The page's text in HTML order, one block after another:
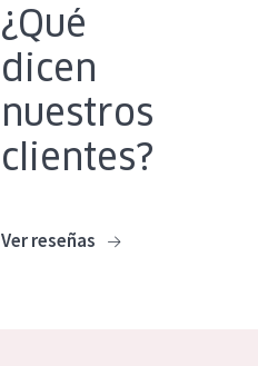
¿Qué
dicen
nuestros
clientes?
Ver reseñas